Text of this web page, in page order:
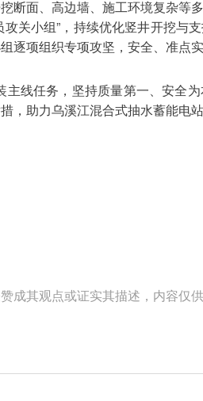
面、高边墙、施工环境复杂等
关小组”，持续优化竖井开挖与
项组织专项攻坚，安全、准点实
线任务，坚持质量第一、安全
助力乌溪江混合式抽水蓄能电
成其观点或证实其描述，内容仅